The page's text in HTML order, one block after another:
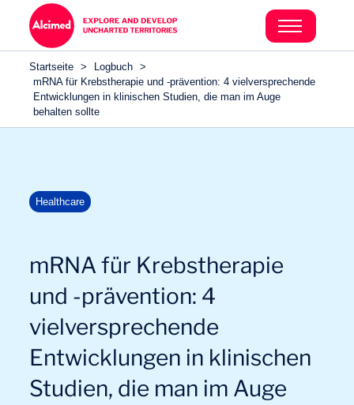
Search in content
Search in content
Startseite > Logbuch >
mRNA für Krebstherapie und -prävention: 4 vielversprechende
Entwicklungen in klinischen Studien, die man im Auge
behalten sollte
Healthcare
mRNA für Krebstherapie
und -prävention: 4
vielversprechende
Entwicklungen in klinischen
Studien, die man im Auge